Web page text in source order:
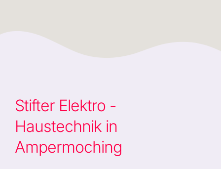
Stifter Elektro -
Haustechnik in
Ampermoching